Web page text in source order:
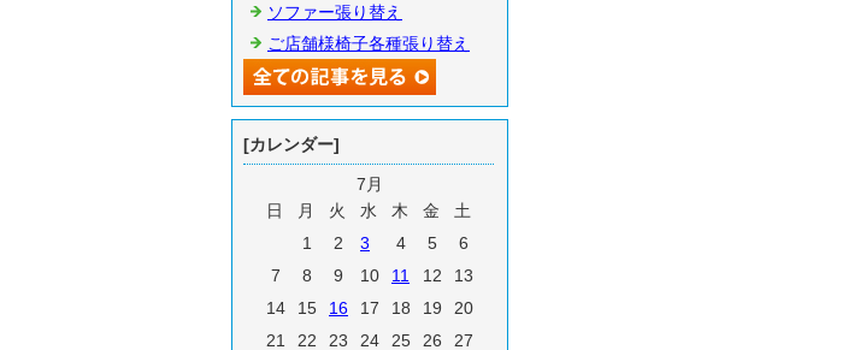
ソファー張り替え
ご店舗様椅子各種張り替え
[カレンダー]
7月
日
月 火 水 木 金
土
1
2 3 4 5
6
7
8 9 10 11 12
13
14
15 16 17 18 19
20
21
22 23 24 25 26 27